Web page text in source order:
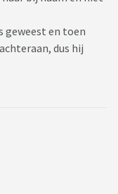
geweest en toen
dus hij